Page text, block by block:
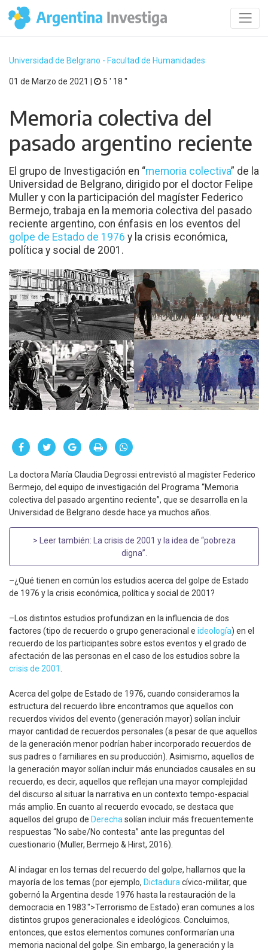
Universidad de Belgrano - Facultad de Humanidades
01 de Marzo de 2021 | 5 ′ 18 ′′
Memoria colectiva del
pasado argentino reciente
El grupo de Investigación en “memoria colectiva” de la
Universidad de Belgrano, dirigido por el doctor Felipe
Muller y con la participación del magíster Federico
Bermejo, trabaja en la memoria colectiva del pasado
reciente argentino, con énfasis en los eventos del
golpe de Estado de 1976 y la crisis económica,
política y social de 2001.
La doctora María Claudia Degrossi entrevistó al magíster Federico
Bermejo, del equipo de investigación del Programa “Memoria
colectiva del pasado argentino reciente”, que se desarrolla en la
Universidad de Belgrano desde hace ya muchos años.
> Leer también: La crisis de 2001 y la idea de “pobreza
digna”
–¿Qué tienen en común los estudios acerca del golpe de Estado
de 1976 y la crisis económica, política y social de 2001?
–Los distintos estudios profundizan en la influencia de dos
factores (tipo de recuerdo o grupo generacional e ideología) en el
recuerdo de los participantes sobre estos eventos y el grado de
afectación de las personas en el caso de los estudios sobre la
crisis de 2001
Acerca del golpe de Estado de 1976, cuando consideramos la
estructura del recuerdo libre encontramos que aquellos con
recuerdos vividos del evento (generación mayor) solían incluir
mayor cantidad de recuerdos personales (a pesar de que aquellos
de la generación menor podrían haber incorporado recuerdos de
sus padres o familiares en su producción). Asimismo, aquellos de
la generación mayor solían incluir más enunciados causales en su
recuerdo, es decir, aquellos que reflejan una mayor complejidad
del discurso al situar la narrativa en un contexto tempo-espacial
más amplio. En cuanto al recuerdo evocado, se destaca que
aquellos del grupo de Derecha solían incluir más frecuentemente
respuestas “No sabe/No contesta” ante las preguntas del
cuestionario (Muller, Bermejo & Hirst, 2016).
Al indagar en los temas del recuerdo del golpe, hallamos que la
mayoría de los temas (por ejemplo, Dictadura cívico-militar, que
gobernó la Argentina desde 1976 hasta la restauración de la
democracia en 1983.">Terrorismo de Estado) eran comunes a los
distintos grupos generacionales e ideológicos. Concluimos,
entonces, que estos elementos comunes conformarían una
memoria nacional del golpe. Sin embargo, la generación y la